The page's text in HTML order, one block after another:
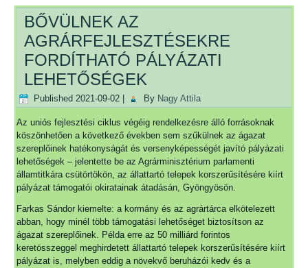
BŐVÜLNEK AZ
AGRÁRFEJLESZTÉSEKRE
FORDÍTHATÓ PÁLYÁZATI
LEHETŐSÉGEK
Published 2021-09-02 By Nagy Attila
Az uniós fejlesztési ciklus végéig rendelkezésre álló forrásoknak
köszönhetően a következő években sem szűkülnek az ágazat
szereplőinek hatékonyságát és versenyképességét javító pályázati
lehetőségek – jelentette be az Agrárminisztérium parlamenti
államtitkára csütörtökön, az állattartó telepek korszerűsítésére kiírt
pályázat támogatói okiratainak átadásán, Gyöngyösön.
Farkas Sándor kiemelte: a kormány és az agrártárca elkötelezett
abban, hogy minél több támogatási lehetőséget biztosítson az
ágazat szereplőinek. Példa erre az 50 milliárd forintos
keretösszeggel meghirdetett állattartó telepek korszerűsítésére kiírt
pályázat is, melyben eddig a növekvő beruházói kedv és a